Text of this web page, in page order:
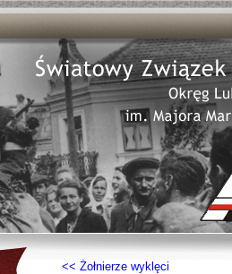
Żołnierze wyklęci